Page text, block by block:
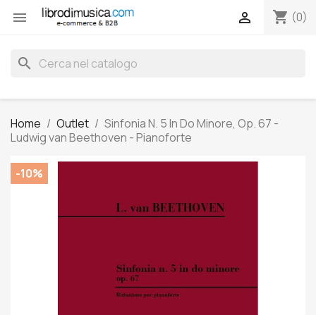
 shopping_cart (0)

search
Home Outlet
Sinfonia N. 5 In Do Minore, Op. 67 -
Ludwig van Beethoven - Pianoforte
-10%